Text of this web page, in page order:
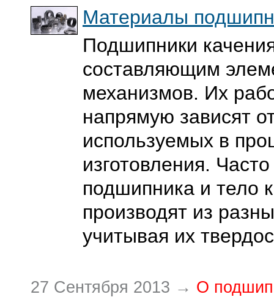
Материалы
Подшипники
составляющим
механизмов. Их
напрямую зависят
используемых в
изготовления.
подшипника и тело
производят из
учитывая их
27 Сентября 2013 → О